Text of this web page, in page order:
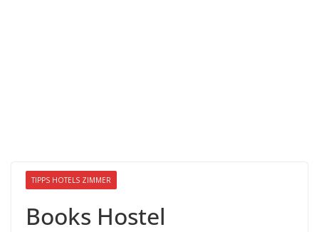
TIPPS HOTELS ZIMMER
Books Hostel